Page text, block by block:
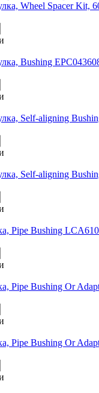
Wheel Spacer Kit,
Bushing
Self-aligning
Self-aligning
Pipe Bushing
Pipe Bushing Or
Pipe Bushing Or